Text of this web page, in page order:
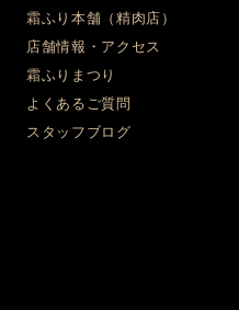
霜ふり本舗（精肉店）
店舗情報・アクセス
霜ふりまつり
よくあるご質問
スタッフブログ